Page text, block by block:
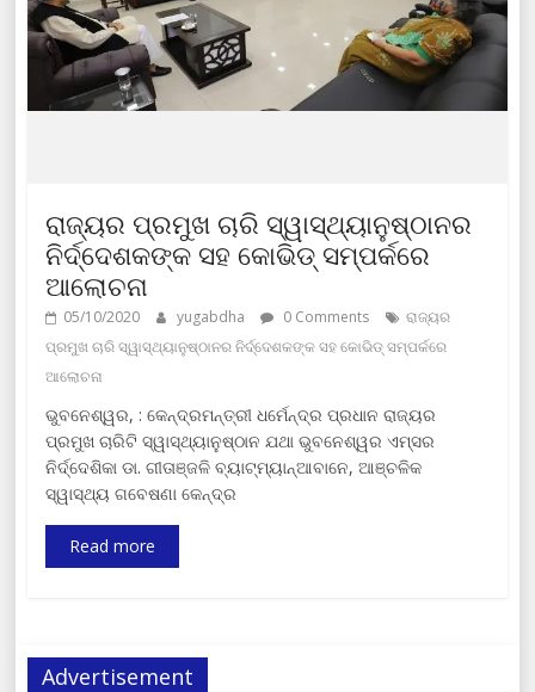
ରାଜ୍ୟର ପ୍ରମୁଖ ଚାରି ସ୍ୱାସ୍ଥ୍ୟାନୁଷ୍ଠାନର
ନିର୍ଦ୍ଦେଶକଙ୍କ ସହ କୋଭିଡ୍ ସମ୍ପର୍କରେ
ଆଲୋଚନା
05/10/2020 yugabdha 0 Comments
ରାଜ୍ୟର
ପ୍ରମୁଖ ଚାରି ସ୍ୱାସ୍ଥ୍ୟାନୁଷ୍ଠାନର ନିର୍ଦ୍ଦେଶକଙ୍କ ସହ କୋଭିଡ୍ ସମ୍ପର୍କରେ
ଆଲୋଚନା
ଭୁବନେଶ୍ୱର, : କେନ୍ଦ୍ରମନ୍ତ୍ରୀ ଧର୍ମେନ୍ଦ୍ର ପ୍ରଧାନ ରାଜ୍ୟର
ପ୍ରମୁଖ ଚାରିଟି ସ୍ୱାସ୍ଥ୍ୟାନୁଷ୍ଠାନ ଯଥା ଭୁବନେଶ୍ୱର ଏମ୍ସର
ନିର୍ଦ୍ଦେଶିକା ଡା. ଗୀତାଞ୍ଜଳି ବ୍ୟାଟ୍‌ମ୍ୟାନ୍‌ଆବାନେ, ଆଞ୍ଚଳିକ
ସ୍ୱାସ୍ଥ୍ୟ ଗବେଷଣା କେନ୍ଦ୍ର
Read more
Advertisement